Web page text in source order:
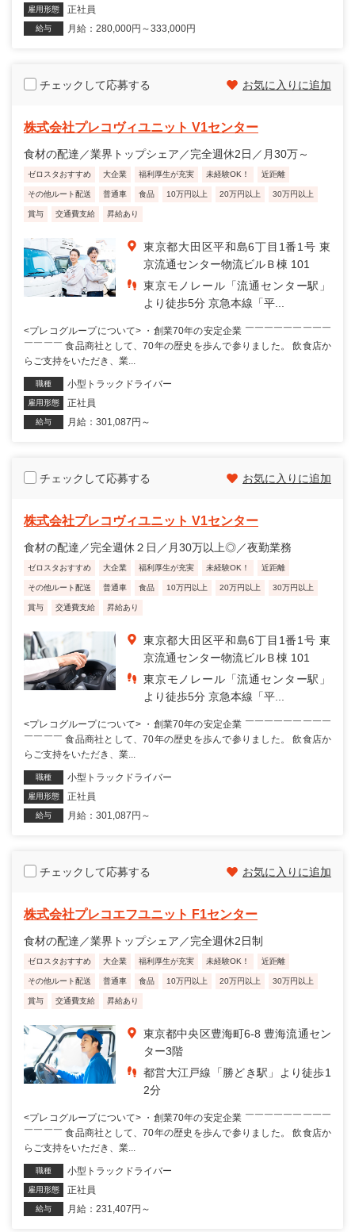
雇用形態 正社員
給与 月給：280,000円～333,000円
チェックして応募する お気に入りに追加
株式会社プレコヴィユニット V1センター
食材の配達／業界トップシェア／完全週休2日／月30万～
ゼロスタおすすめ 大企業 福利厚生が充実 未経験OK！ 近距離
その他ルート配送 普通車 食品 10万円以上 20万円以上 30万円以上
賞与 交通費支給 昇給あり
東京都大田区平和島6丁目1番1号 東
京流通センター物流ビルＢ棟 101
東京モノレール「流通センター駅」
より徒歩5分 京急本線「平...
<プレコグループについて> ・創業70年の安定企業 ￣￣￣￣￣￣￣￣￣
￣￣￣￣ 食品商社として、70年の歴史を歩んで参りました。 飲食店か
らご支持をいただき、業...
職種 小型トラックドライバー
雇用形態 正社員
給与 月給：301,087円～
チェックして応募する お気に入りに追加
株式会社プレコヴィユニット V1センター
食材の配達／完全週休２日／月30万以上◎／夜勤業務
ゼロスタおすすめ 大企業 福利厚生が充実 未経験OK！ 近距離
その他ルート配送 普通車 食品 10万円以上 20万円以上 30万円以上
賞与 交通費支給 昇給あり
東京都大田区平和島6丁目1番1号 東
京流通センター物流ビルＢ棟 101
東京モノレール「流通センター駅」
より徒歩5分 京急本線「平...
<プレコグループについて> ・創業70年の安定企業 ￣￣￣￣￣￣￣￣￣
￣￣￣￣ 食品商社として、70年の歴史を歩んで参りました。 飲食店か
らご支持をいただき、業...
職種 小型トラックドライバー
雇用形態 正社員
給与 月給：301,087円～
チェックして応募する お気に入りに追加
株式会社プレコエフユニット F1センター
食材の配達／業界トップシェア／完全週休2日制
ゼロスタおすすめ 大企業 福利厚生が充実 未経験OK！ 近距離
その他ルート配送 普通車 食品 10万円以上 20万円以上 30万円以上
賞与 交通費支給 昇給あり
東京都中央区豊海町6-8 豊海流通セン
ター3階
都営大江戸線「勝どき駅」より徒歩1
2分
<プレコグループについて> ・創業70年の安定企業 ￣￣￣￣￣￣￣￣￣
￣￣￣￣ 食品商社として、70年の歴史を歩んで参りました。 飲食店か
らご支持をいただき、業...
職種 小型トラックドライバー
雇用形態 正社員
給与 月給：231,407円～